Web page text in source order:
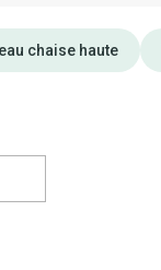
chaise haute